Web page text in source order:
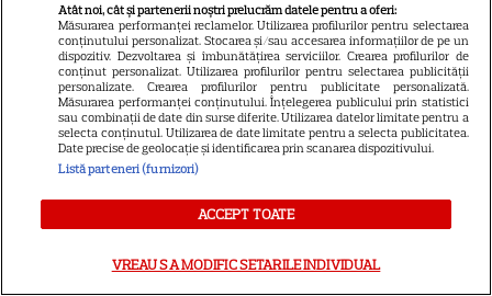
14
Elon Musk, atac la adresa
regizorului premiat cu Oscar
care a realizat documentarul
despre viața sa. Filmul are 232
de minute
VEDETE STRĂINE
Marvel are un nou Black
moștenirea lui Chadwick
Boseman
Atât noi, cât și partenerii noștri prelucrăm datele pentru a oferi:
Măsurarea performanței reclamelor. Utilizarea profilurilor pentru selectarea
conținutului personalizat. Stocarea și/sau accesarea informațiilor de pe un
dispozitiv. Dezvoltarea și îmbunătățirea serviciilor. Crearea profilurilor de
conținut personalizat. Utilizarea profilurilor pentru selectarea publicității
personalizate. Crearea profilurilor pentru publicitate personalizată.
Măsurarea performanței conținutului. Înțelegerea publicului prin statistici
sau combinații de date din surse diferite. Utilizarea datelor limitate pentru a
selecta conținutul. Utilizarea de date limitate pentru a selecta publicitatea.
Date precise de geolocație și identificarea prin scanarea dispozitivului.
Listă parteneri (furnizori)
ACCEPT TOATE
VREAU SA MODIFIC SETARILE INDIVIDUAL